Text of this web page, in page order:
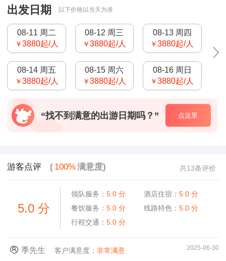
出发日期 以下价格以当天为准
08-11 周二
￥3880起/人
08-12 周三
￥3880起/人
08-13 周四
￥3880起/人
08-14 周五
￥3880起/人
08-15 周六
￥3880起/人
08-16 周日
￥3880起/人
“找不到满意的出游日期吗？” 点这里
游客点评 ( 100%满意度) 共13条评价
5.0分
领队服务：5.0 分 酒店住宿：5.0 分
餐饮服务：5.0 分 线路特色：5.0 分
行程交通：5.0 分
季先生 客户满意度：非常满意 2025-06-30